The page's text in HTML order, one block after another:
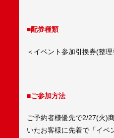
■配券種類
＜イベント参加引換券(整
■ご参加方法
ご予約者様優先で2/27(火)
いたお客様に先着で「イベ